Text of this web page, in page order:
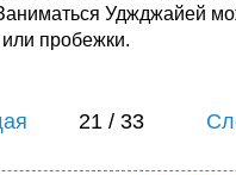
Уджджайей
пробежки.
21 / 33